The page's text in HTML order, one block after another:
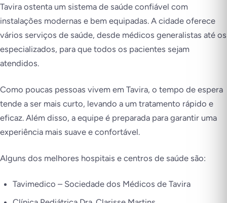
Tavira ostenta um sistema de saúde confiável com
instalações modernas e bem equipadas. A cidade oferece
vários serviços de saúde, desde médicos generalistas até os
especializados, para que todos os pacientes sejam
atendidos.
Como poucas pessoas vivem em Tavira, o tempo de espera
tende a ser mais curto, levando a um tratamento rápido e
eficaz. Além disso, a equipe é preparada para garantir uma
experiência mais suave e confortável.
Alguns dos melhores hospitais e centros de saúde são:
Tavimedico – Sociedade dos Médicos de Tavira